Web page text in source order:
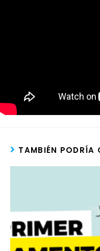
TAMBIÉN PODRÍA